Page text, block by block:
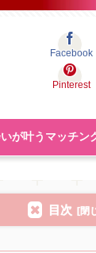
Facebook
Pinterest
が叶うマッチン
目次